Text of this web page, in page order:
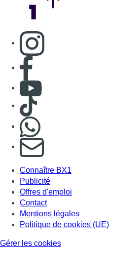
Consulter page Instagram
Consulter page Facebook
Consulter Youtube
Consulter TikTok
S'abonner à notre newsletter
Connaître BX1
Publicité
Offres d'emploi
Contact
Mentions légales
Politique de cookies (UE)
Gérer les cookies